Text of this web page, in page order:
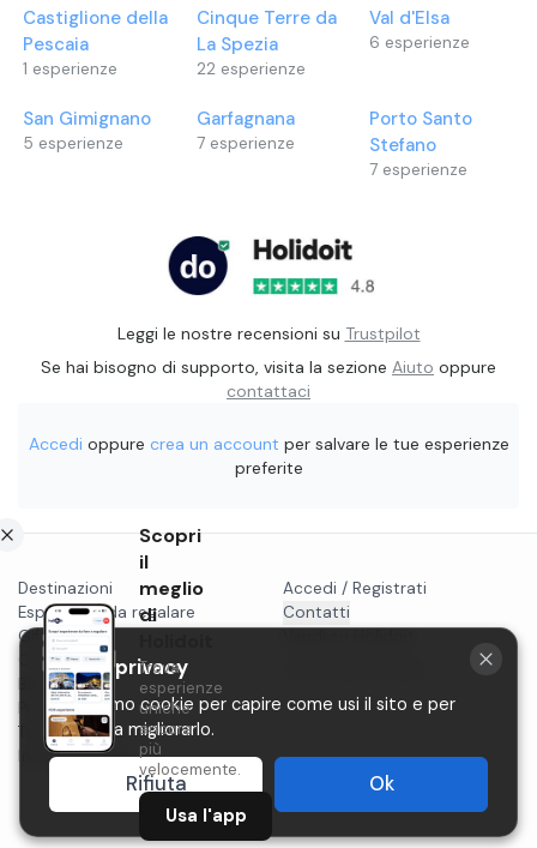
Castiglione della
Pescaia
1 esperienze
Cinque Terre da
La Spezia
22 esperienze
Val d'Elsa
6 esperienze
San Gimignano
5 esperienze
Garfagnana
7 esperienze
Porto Santo
Stefano
7 esperienze
Leggi le nostre recensioni su Trustpilot
Se hai bisogno di supporto, visita la sezione Aiuto oppure
contattaci
Accedi oppure crea un account per salvare le tue esperienze
preferite
Destinazioni
Esperienze da regalare
Gift card
Cosa fare a...
Blog
Privacy
Termini
Instagram
Accedi / Registrati
Contatti
Scopri
il
meglio
di
Trova
esperienze
uniche
ancora
più
velocemente.
Usa l'app
La tua privacy
Utilizziamo cookie per capire come usi il sito e per
aiutarci a migliorarlo.
Rifiuta Ok